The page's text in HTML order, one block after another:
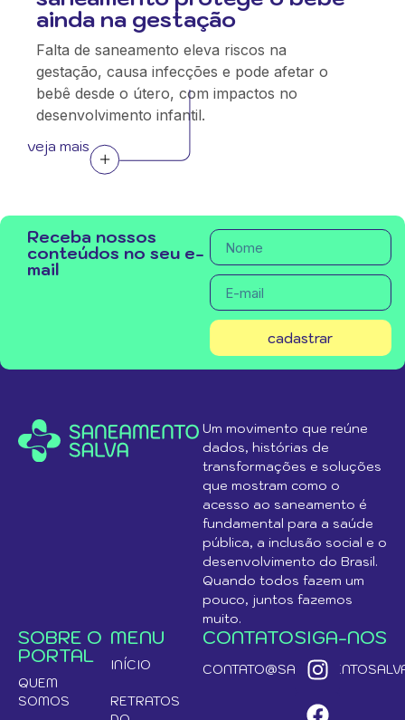
ainda na gestação
Falta de saneamento eleva riscos na
gestação, causa infecções e pode afetar o
bebê desde o útero, com impactos no
desenvolvimento infantil.
veja mais
Receba nossos
conteúdos no seu e-
mail
cadastrar
Um movimento que reúne
dados, histórias de
transformações e soluções
que mostram como o
acesso ao saneamento é
fundamental para a saúde
pública, a inclusão social e o
desenvolvimento do Brasil.
Quando todos fazem um
pouco, juntos fazemos
muito.
SOBRE O
PORTAL
QUEM
SOMOS
MENU
INÍCIO
RETRATOS
CONTATOSIGA-NOS